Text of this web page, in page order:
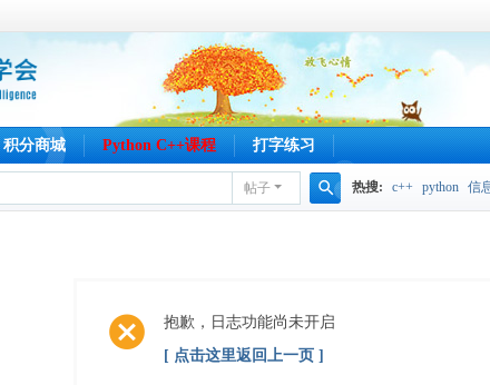
积分商城 Python C++课程 打字练习
帖子 热搜: c++ python 信
抱歉，日志功能尚未开启
[ 点击这里返回上一页 ]